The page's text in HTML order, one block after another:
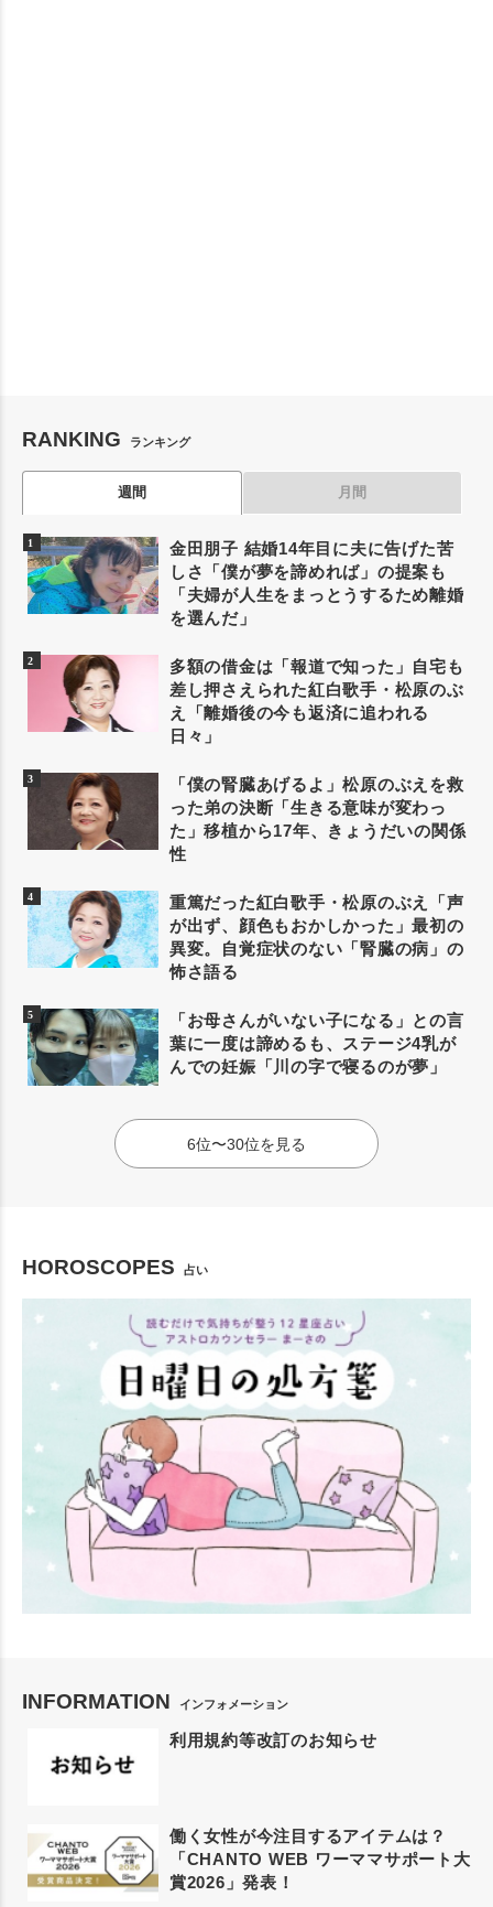
RANKING ランキング
週間 月間
金田朋子 結婚14年目に夫に告げた苦
しさ「僕が夢を諦めれば」の提案も
「夫婦が人生をまっとうするため離婚
を選んだ」
多額の借金は「報道で知った」自宅も
差し押さえられた紅白歌手・松原のぶ
え「離婚後の今も返済に追われる
日々」
「僕の腎臓あげるよ」松原のぶえを救
った弟の決断「生きる意味が変わっ
た」移植から17年、きょうだいの関係
性
重篤だった紅白歌手・松原のぶえ「声
が出ず、顔色もおかしかった」最初の
異変。自覚症状のない「腎臓の病」の
怖さ語る
「お母さんがいない子になる」との言
葉に一度は諦めるも、ステージ4乳が
んでの妊娠「川の字で寝るのが夢」
6位〜30位を見る
HOROSCOPES 占い
INFORMATION インフォメーション
利用規約等改訂のお知らせ
働く女性が今注目するアイテムは？
「CHANTO WEB ワーママサポート大
賞2026」発表！